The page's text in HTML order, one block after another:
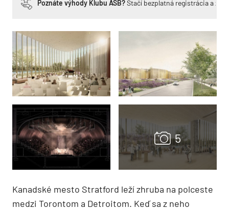
Poznáte výhody Klubu ASB?Stačí bezplatná registrácia a
Kanadské mesto Stratford leží zhruba na polceste
medzi Torontom a Detroitom. Keď sa z neho